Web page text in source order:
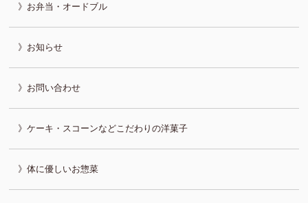
お弁当・オードブル
お知らせ
お問い合わせ
ケーキ・スコーンなどこだわりの洋菓子
体に優しいお惣菜